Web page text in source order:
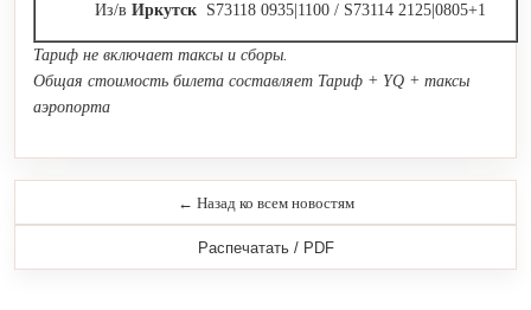
Из/в ИркутскS73118 0935|1100 / S73114 2125|0805+1
Тариф не включает таксы и сборы.
Общая стоимость билета составляет Тариф + YQ + таксы
аэропорта
← Назад ко всем новостям
Распечатать / PDF